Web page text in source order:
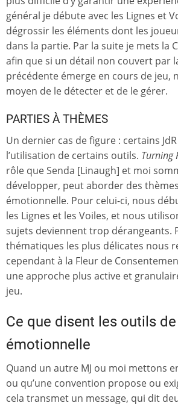
général je débute avec les Lignes et
dégrossir les éléments dont les
dans la partie. Par la suite je mets la
afin que si un détail non couvert par
précédente émerge en cours de jeu,
moyen de le détecter et de le gérer.
PARTIES À THÈMES
Un dernier cas de figure : certains
l’utilisation de certains outils. Turning
rôle que Senda [Linaugh] et moi
développer, peut aborder des
émotionnelle. Pour celui-ci, nous
les Lignes et les Voiles, et nous
sujets deviennent trop dérangeants.
thématiques les plus délicates nous
cependant à la Fleur de
une approche plus active et
jeu.
Ce que disent les outils
émotionnelle
Quand un autre MJ ou moi mettons
ou qu’une convention propose ou
cela transmet un message, qui dit